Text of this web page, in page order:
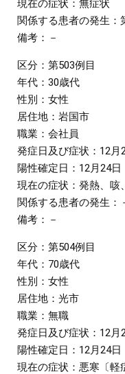
現在の症状：無症状
関係する患者の発生：
備考：－
区分：第503例目
年代：30歳代
性別：女性
居住地：岩国市
職業：会社員
発症日及び症状：12
陽性確定日：12月24
現在の症状：発熱、咳
関係する患者の発生：
備考：－
区分：第504例目
年代：70歳代
性別：女性
居住地：光市
職業：無職
発症日及び症状：12
陽性確定日：12月24
現在の症状：悪寒〔軽